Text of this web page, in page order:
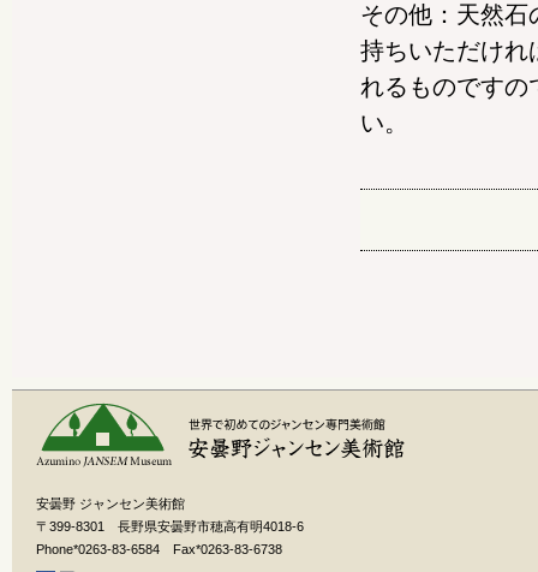
その他：天然石
持ちいただけれ
れるものですの
い。
安曇野 ジャンセン美術館
〒399-8301 長野県安曇野市穂高有明4018-6
Phone*0263-83-6584 Fax*0263-83-6738